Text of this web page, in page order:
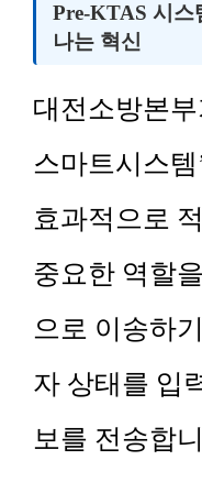
Pre-KTAS 시스
나는 혁신
대전소방본부
스마트시스템
효과적으로
중요한 역할
으로 이송하
자 상태를 입
보를 전송합